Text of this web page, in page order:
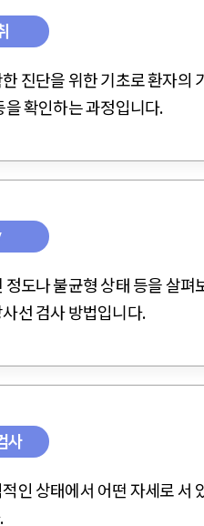
진단을 위한 기초로 환자의
을 확인하는 과정입니다.
정도나 불균형 상태 등을 살
선 검사 방법입니다.
사
인 상태에서 어떤 자세로 서